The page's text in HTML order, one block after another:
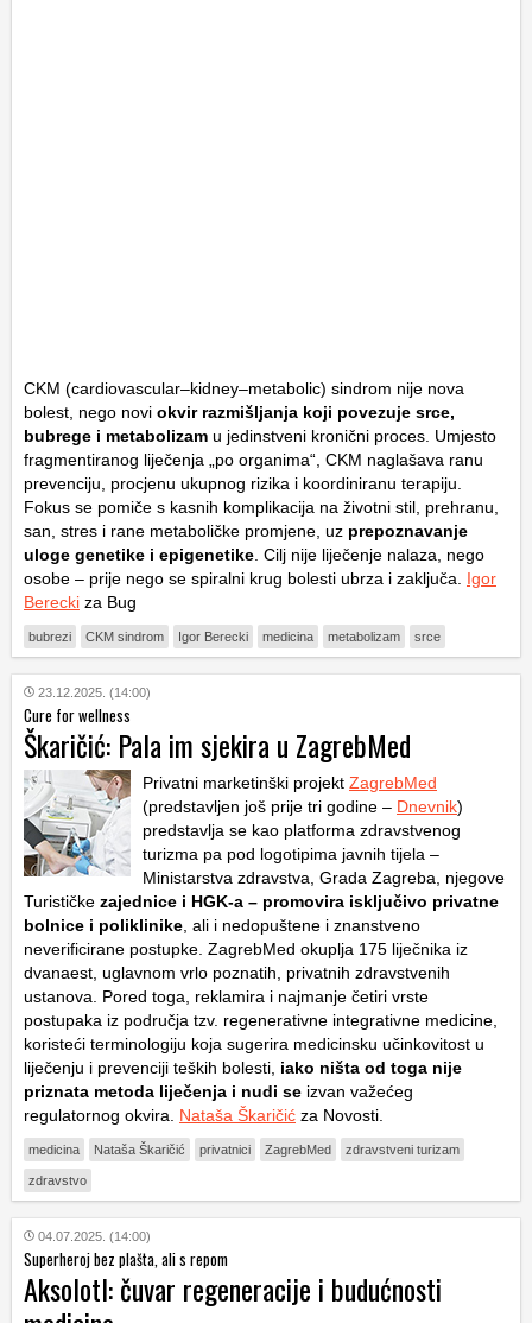
CKM (cardiovascular–kidney–metabolic) sindrom nije nova
bolest, nego novi okvir razmišljanja koji povezuje srce,
bubrege i metabolizam u jedinstveni kronični proces. Umjesto
fragmentiranog liječenja „po organima“, CKM naglašava ranu
prevenciju, procjenu ukupnog rizika i koordiniranu terapiju.
Fokus se pomiče s kasnih komplikacija na životni stil, prehranu,
san, stres i rane metaboličke promjene, uz prepoznavanje
uloge genetike i epigenetike. Cilj nije liječenje nalaza, nego
osobe – prije nego se spiralni krug bolesti ubrza i zaključa. Igor
Berecki za Bug
bubrezi CKM sindrom Igor Berecki medicina metabolizam srce
23.12.2025. (14:00)
Cure for wellness
Škaričić: Pala im sjekira u ZagrebMed
Privatni marketinški projekt ZagrebMed
(predstavljen još prije tri godine – Dnevnik)
predstavlja se kao platforma zdravstvenog
turizma pa pod logotipima javnih tijela –
Ministarstva zdravstva, Grada Zagreba, njegove
Turističke zajednice i HGK-a – promovira isključivo privatne
bolnice i poliklinike, ali i nedopuštene i znanstveno
neverificirane postupke. ZagrebMed okuplja 175 liječnika iz
dvanaest, uglavnom vrlo poznatih, privatnih zdravstvenih
ustanova. Pored toga, reklamira i najmanje četiri vrste
postupaka iz područja tzv. regenerativne integrativne medicine,
koristeći terminologiju koja sugerira medicinsku učinkovitost u
liječenju i prevenciji teških bolesti, iako ništa od toga nije
priznata metoda liječenja i nudi se izvan važećeg
regulatornog okvira. Nataša Škaričić za Novosti.
medicina Nataša Škaričić privatnici ZagrebMed zdravstveni turizam
zdravstvo
04.07.2025. (14:00)
Superheroj bez plašta, ali s repom
Aksolotl: čuvar regeneracije i budućnosti